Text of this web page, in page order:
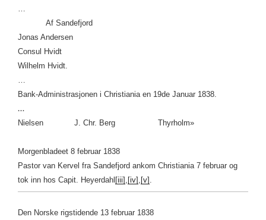
…
Af Sandefjord
Jonas Andersen
Consul Hvidt
Wilhelm Hvidt.
…
Bank-Administrasjonen i Christiania en 19de Januar 1838.
…
Nielsen J. Chr. Berg Thyrholm»
Morgenbladeet 8 februar 1838
Pastor van Kervel fra Sandefjord ankom Christiania 7 februar og
tok inn hos Capit. Heyerdahl [iii] , [iv] , [v] .
Den Norske rigstidende 13 februar 1838